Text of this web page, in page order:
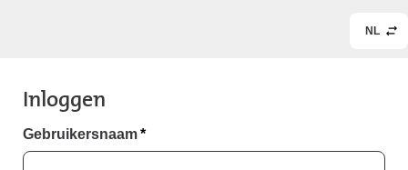
NL
Inloggen
Gebruikersnaam*